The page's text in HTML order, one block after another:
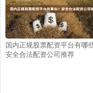
国内正规股票配资平台有哪
安全合法配资公司推荐